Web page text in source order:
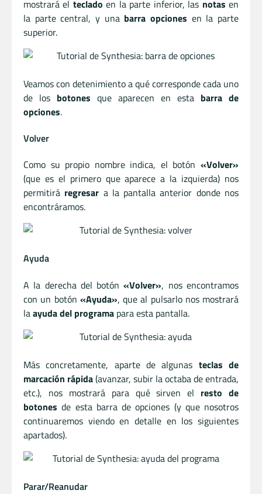
mostrará el teclado en la parte inferior, las notas en
la parte central, y una barra opciones en la parte
superior.
Veamos con detenimiento a qué corresponde cada uno
de los botones que aparecen en esta barra de
opciones.
Volver
Como su propio nombre indica, el botón «Volver»
(que es el primero que aparece a la izquierda) nos
permitirá regresar a la pantalla anterior donde nos
encontráramos.
Ayuda
A la derecha del botón«Volver», nos encontramos
con un botón «Ayuda», que al pulsarlo nos mostrará
laayuda del programa para esta pantalla.
Más concretamente, aparte de algunas teclas de
marcación rápida(avanzar, subir la octaba de entrada,
etc.), nos mostrará para qué sirven el resto de
botones de esta barra de opciones (y que nosotros
continuaremos viendo en detalle en los siguientes
apartados).
Parar/Reanudar